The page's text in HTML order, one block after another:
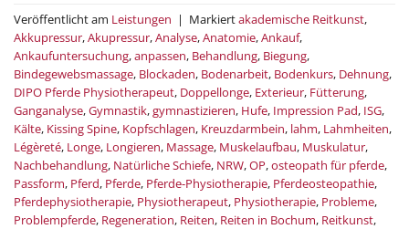
Veröffentlicht am Leistungen | Markiertakademische Reitkunst,
Akkupressur,Akupressur,Analyse,Anatomie,Ankauf,
Ankaufuntersuchung,anpassen, Behandlung, Biegung,
Bindegewebsmassage, Blockaden, Bodenarbeit, Bodenkurs, Dehnung,
DIPO Pferde Physiotherapeut, Doppellonge, Exterieur, Fütterung,
Ganganalyse,Gymnastik,gymnastizieren, Hufe, Impression Pad, ISG,
Kälte, Kissing Spine, Kopfschlagen, Kreuzdarmbein, lahm, Lahmheiten,
Légèreté, Longe, Longieren, Massage, Muskelaufbau, Muskulatur,
Nachbehandlung, Natürliche Schiefe, NRW,OP,osteopath für pferde,
Passform, Pferd, Pferde, Pferde-Physiotherapie, Pferdeosteopathie,
Pferdephysiotherapie, Physiotherapeut, Physiotherapie, Probleme,
Problempferde, Regeneration, Reiten, Reiten in Bochum, Reitkunst,